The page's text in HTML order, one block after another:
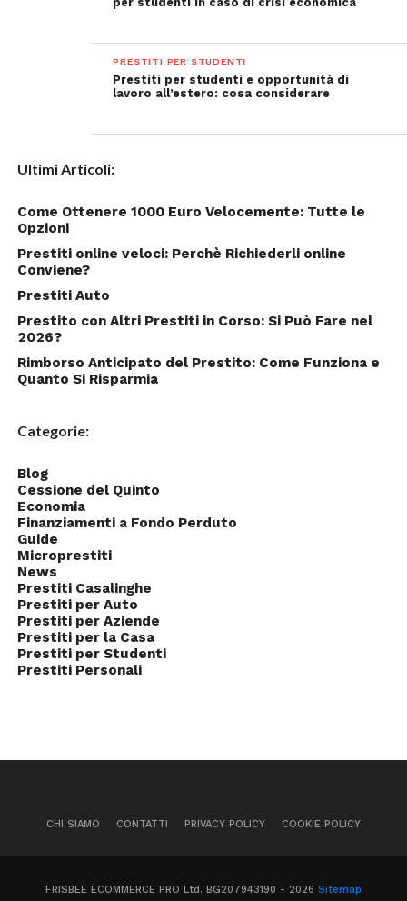
PRESTITI PER STUDENTI
Prestiti per studenti e opportunità di
lavoro all’estero: cosa considerare
Ultimi Articoli:
Come Ottenere 1000 Euro Velocemente: Tutte le
Opzioni
Prestiti online veloci: Perchè Richiederli online
Conviene?
Prestiti Auto
Prestito con Altri Prestiti in Corso: Si Può Fare nel
2026?
Rimborso Anticipato del Prestito: Come Funziona e
Quanto Si Risparmia
Categorie:
Blog
Cessione del Quinto
Economia
Finanziamenti a Fondo Perduto
Guide
Microprestiti
News
Prestiti Casalinghe
Prestiti per Auto
Prestiti per Aziende
Prestiti per la Casa
Prestiti per Studenti
Prestiti Personali
CHI SIAMO CONTATTI PRIVACY POLICY COOKIE POLICY
FRISBEE ECOMMERCE PRO Ltd. BG207943190 - 2026 Sitemap